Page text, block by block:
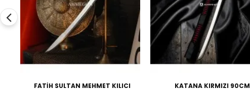
FATİH SULTAN MEHMET KILICI KATANA KIRMIZI 90CM